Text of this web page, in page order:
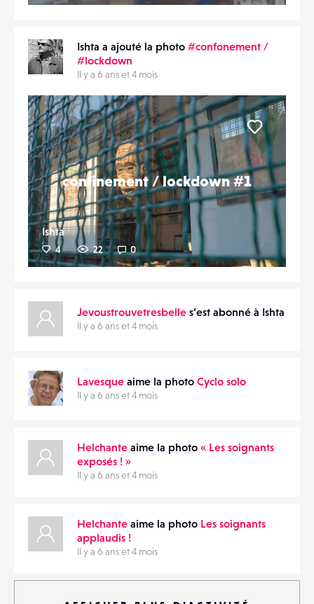
Ishta a ajouté la photo #confonement /
#lockdown
Il y a 6 ans et 4 mois
confinement / lockdown #1
Ishta
4 22 0
Jevoustrouvetresbelle s’est abonné à Ishta
Il y a 6 ans et 4 mois
Lavesque aime la photo Cyclo solo
Il y a 6 ans et 4 mois
Helchante aime la photo « Les soignants
exposés ! »
Il y a 6 ans et 4 mois
Helchante aime la photo Les soignants
applaudis !
Il y a 6 ans et 4 mois